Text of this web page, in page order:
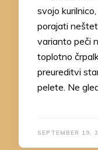
svojo
porajati
varianto peči
toplotno
preureditvi
pelete. Ne
SEPTEMBER 19,